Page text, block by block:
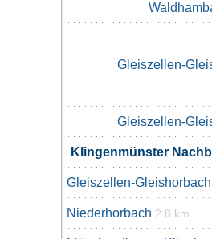
Gleiszellen-
Gleiszellen-
Klingenmünster
Gleiszellen-Gleishorbach
Niederhorbach 2.8 km